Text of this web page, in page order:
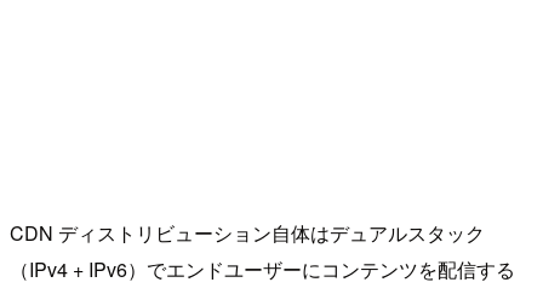
CDN ディストリビューション自体はデュアルスタック
（IPv4 + IPv6）でエンドユーザーにコンテンツを配信する